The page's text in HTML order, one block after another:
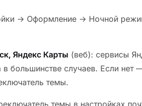
→ Оформление → Ночной
Яндекс Карты (веб): сервисы
в большинстве случаев. Если
темы.
темы в настройках